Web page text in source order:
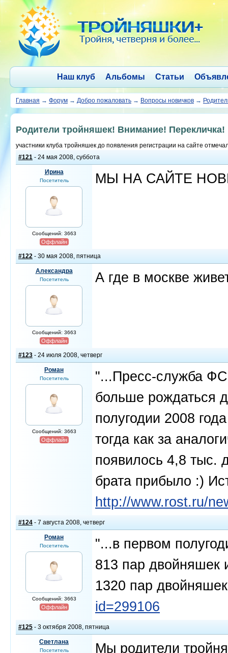
Наш клуб Альбомы Статьи
Главная → Форум → Добро пожаловать → Вопросы новичков →
Родители тройняшек! Внимание! Перекличка!
участники клуба тройняшек до появления регистрации на сайте
#121 - 24 мая 2008, суббота
Ирина
Посетитель
Сообщений: 3663
Оффлайн
МЫ НА САЙТЕ
#122 - 30 мая 2008, пятница
Александра
Посетитель
Сообщений: 3663
Оффлайн
А где в москве
#123 - 24 июля 2008, четверг
Роман
Посетитель
Сообщений: 3663
Оффлайн
"...Пресс-служба
больше рождаться
полугодии 2008
тогда как за
появилось 4,8 тыс.
брата прибыло :)
http://www.rost.ru/
#124 - 7 августа 2008, четверг
Роман
Посетитель
Сообщений: 3663
Оффлайн
"...в первом
813 пар двойняшек
1320 пар
id=299106
#125 - 3 октября 2008, пятница
Светлана
Посетитель
Мы родители